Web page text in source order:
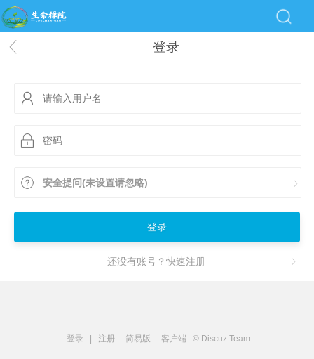
登录
安全提问(未设置请忽略)
登录
还没有账号？快速注册
登录 注册 简易版 客户端 © Discuz Team.